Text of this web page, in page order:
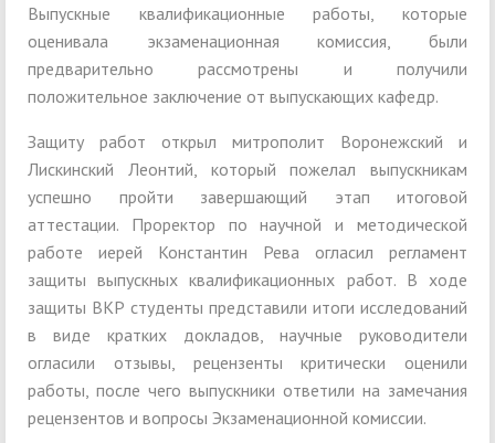
Выпускные квалификационные работы, которые
оценивала экзаменационная комиссия, были
предварительно рассмотрены и получили
положительное заключение от выпускающих кафедр.
Защиту работ открыл митрополит Воронежский и
Лискинский Леонтий, который пожелал выпускникам
успешно пройти завершающий этап итоговой
аттестации. Проректор по научной и методической
работе иерей Константин Рева огласил регламент
защиты выпускных квалификационных работ. В ходе
защиты ВКР студенты представили итоги исследований
в виде кратких докладов, научные руководители
огласили отзывы, рецензенты критически оценили
работы, после чего выпускники ответили на замечания
рецензентов и вопросы Экзаменационной комиссии.